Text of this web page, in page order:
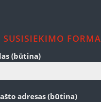
SUSISIEKIMO FORMA
(būtina)
adresas (būtina)